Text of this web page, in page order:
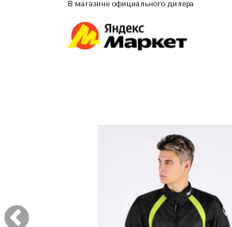
В магазине официального дилера